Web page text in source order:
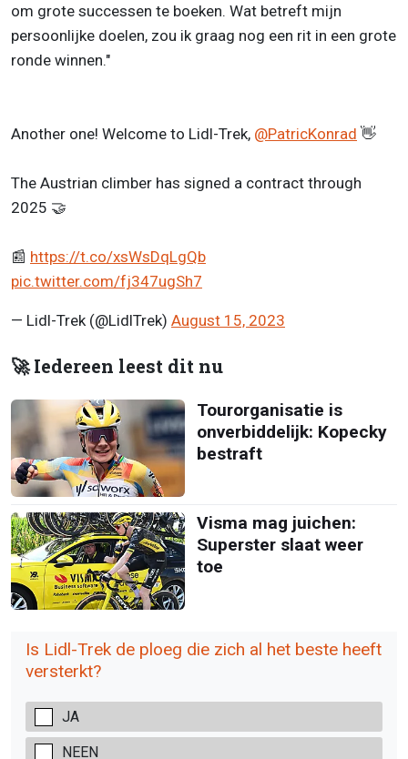
om grote successen te boeken. Wat betreft mijn
persoonlijke doelen, zou ik graag nog een rit in een grote
ronde winnen."
Another one! Welcome to Lidl-Trek, @PatricKonrad 👋
The Austrian climber has signed a contract through
2025 🤝
📰 https://t.co/xsWsDqLgQb
pic.twitter.com/fj347ugSh7
— Lidl-Trek (@LidlTrek) August 15, 2023
🚀 Iedereen leest dit nu
Tourorganisatie is
onverbiddelijk: Kopecky
bestraft
Visma mag juichen:
Superster slaat weer
toe
Is Lidl-Trek de ploeg die zich al het beste heeft
versterkt?
JA
NEEN